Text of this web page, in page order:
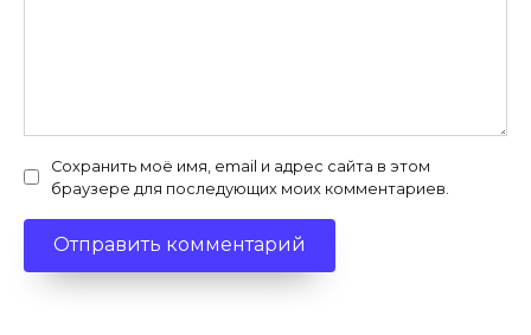
Сохранить моё имя, email и адрес сайта в этом
браузере для последующих моих комментариев.